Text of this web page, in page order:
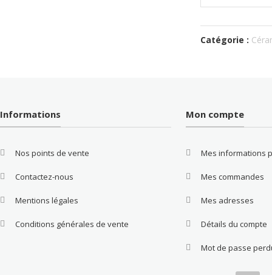
Catégorie :
Informations
Nos points de vente
Contactez-nous
Mentions légales
Conditions générales de vente
Mon compte
Mes informations
Mes commandes
Mes adresses
Détails du compte
Mot de passe